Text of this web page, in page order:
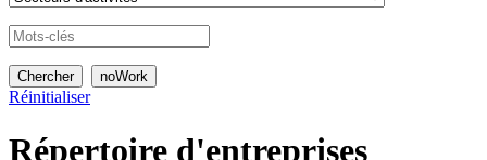
Réinitialiser
Répertoire d'entreprises